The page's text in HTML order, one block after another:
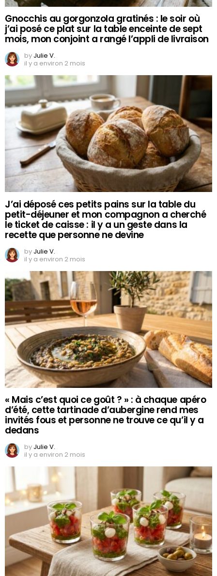
Gnocchis au gorgonzola gratinés : le soir où
j’ai posé ce plat sur la table enceinte de sept
mois, mon conjoint a rangé l’appli de livraison
by Julie V.
il y a environ 2 mois
J’ai déposé ces petits pains sur la table du
petit-déjeuner et mon compagnon a cherché
le ticket de caisse : il y a un geste dans la
recette que personne ne devine
by Julie V.
il y a environ 2 mois
« Mais c’est quoi ce goût ? » : à chaque apéro
d’été, cette tartinade d’aubergine rend mes
invités fous et personne ne trouve ce qu’il y a
dedans
by Julie V.
il y a environ 2 mois